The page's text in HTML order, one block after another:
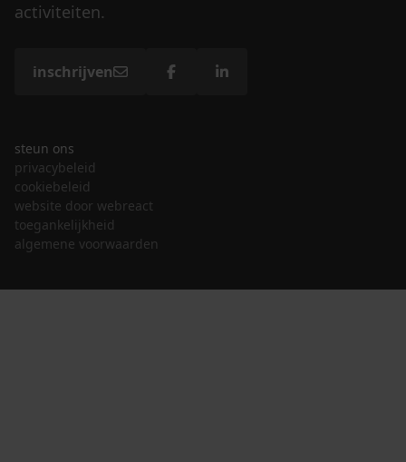
activiteiten.
inschrijven
steun ons
privacybeleid
cookiebeleid
website door webreact
toegankelijkheid
algemene voorwaarden